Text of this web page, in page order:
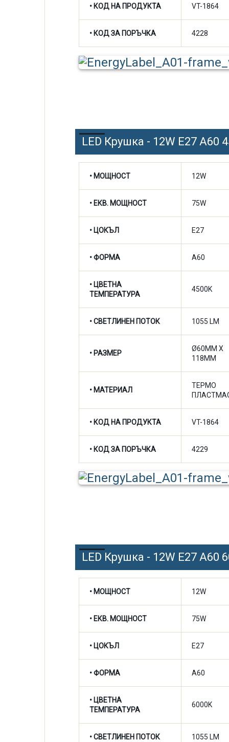
• КОД НА ПРОДУКТА VT-1864
• КОД ЗА ПОРЪЧКА 4228
LED Крушка - 12W E27 A60
• МОЩНОСТ 12W
• ЕКВ. МОЩНОСТ 75W
• ЦОКЪЛ E27
• ФОРМА A60
• ЦВЕТНА
ТЕМПЕРАТУРА
4500K
•СВЕТЛИНЕН ПОТОК 1055 LM
• РАЗМЕР
Ø60MM X
118MM
• МАТЕРИАЛ
ТЕРМО
• КОД НА ПРОДУКТА VT-1864
• КОД ЗА ПОРЪЧКА 4229
LED Крушка - 12W E27 A60
• МОЩНОСТ 12W
• ЕКВ. МОЩНОСТ 75W
• ЦОКЪЛ E27
• ФОРМА A60
• ЦВЕТНА
ТЕМПЕРАТУРА
6000K
•СВЕТЛИНЕН ПОТОК 1055 LM